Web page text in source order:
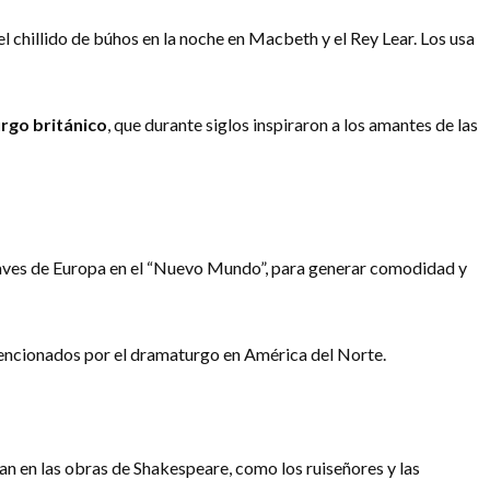
de búhos en la noche en Macbeth y el Rey Lear. Los usa
británico , que durante siglos inspiraron a los amantes de las
de Europa en el “Nuevo Mundo”, para generar comodidad y
por el dramaturgo en América del Norte.
en las obras de Shakespeare, como los ruiseñores y las